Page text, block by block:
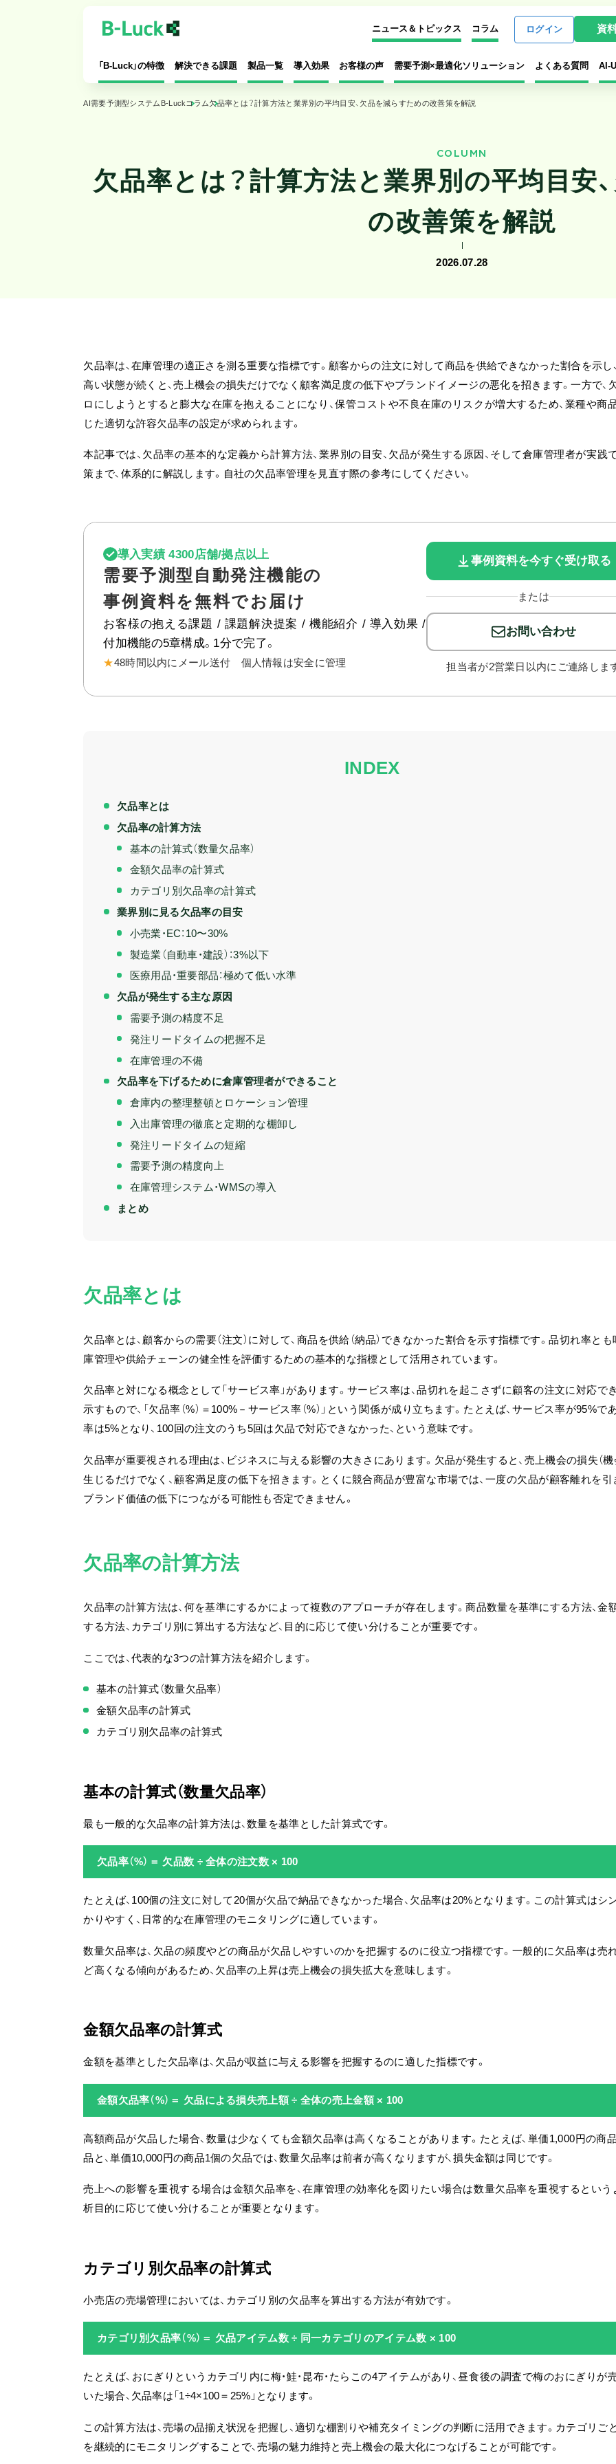
「B-Luck」の特徴
特長
解決できる課題 製品一覧
AI自動発注
オンライン宅配受注管理
Dカウンセラー連携
導入効果 お客様の声 需要予測×最適化ソリューション よくある質問 AI-
ニュース＆トピックス コラム ログイン 資
AI需要予測型システムB-Luck コラム欠品率とは？計算方法と業界別の平均目安、欠品を減らすための改善策を解説
COLUMN
欠品率とは？計算方法と業界別の平均目安
の改善策を解説
2026.07.28
欠品率は、在庫管理の適正さを測る重要な指標です。 顧客からの注文に対して商品を供給できなかった割合を示し
高い状態が続くと、売上機会の損失だけでなく顧客満足度の低下やブランドイメージの悪化を招きます。一方で、
ロにしようとすると膨大な在庫を抱えることになり、保管コストや不良在庫のリスクが増大するため、業種や商
じた適切な許容欠品率の設定が求められます。
本記事では、欠品率の基本的な定義から計算方法、業界別の目安、欠品が発生する原因、そして倉庫管理者が実践
策まで、体系的に解説します。 自社の欠品率管理を見直す際の参考にしてください。
導入実績 4300店舗/拠点以上
需要予測型自動発注機能の
事例資料を無料でお届け
お客様の抱える課題 / 課題解決提案 / 機能紹介 / 導入効果 /
付加機能の5章構成。1分で完了。
★48時間以内にメール送付 個人情報は安全に管理
事例資料を今すぐ受け取る
または
お問い合わせ
担当者が2営業日以内にご連絡しま
欠品率とは
欠品率の計算方法
基本の計算式（数量欠品率）
金額欠品率の計算式
カテゴリ別欠品率の計算式
業界別に見る欠品率の目安
小売業・EC：10〜30%
製造業（自動車・建設）：3%以下
医療用品・重要部品：極めて低い水準
欠品が発生する主な原因
需要予測の精度不足
発注リードタイムの把握不足
在庫管理の不備
欠品率を下げるために倉庫管理者ができること
倉庫内の整理整頓とロケーション管理
入出庫管理の徹底と定期的な棚卸し
発注リードタイムの短縮
需要予測の精度向上
在庫管理システム・WMSの導入
まとめ
欠品率とは
欠品率とは、顧客からの需要（注文）に対して、商品を供給（納品）できなかった割合を示す指標です。品切れ率とも
庫管理や供給チェーンの健全性を評価するための基本的な指標として活用されています。
欠品率と対になる概念として「サービス率」があります。サービス率は、品切れを起こさずに顧客の注文に対応で
示すもので、「欠品率（%）＝100%－サービス率（%）」という関係が成り立ちます。たとえば、サービス率が95%で
率は5%となり、100回の注文のうち5回は欠品で対応できなかった、という意味です。
欠品率が重要視される理由は、ビジネスに与える影響の大きさにあります。欠品が発生すると、売上機会の損失（機
生じるだけでなく、顧客満足度の低下を招きます。 とくに競合商品が豊富な市場では、一度の欠品が顧客離れを引
ブランド価値の低下につながる可能性も否定できません。
欠品率の計算方法
欠品率の計算方法は、何を基準にするかによって複数のアプローチが存在します。商品数量を基準にする方法、金
する方法、カテゴリ別に算出する方法など、目的に応じて使い分けることが重要です。
ここでは、代表的な3つの計算方法を紹介します。
基本の計算式（数量欠品率）
金額欠品率の計算式
カテゴリ別欠品率の計算式
基本の計算式（数量欠品率）
最も一般的な欠品率の計算方法は、数量を基準とした計算式です。
欠品率（%）＝ 欠品数 ÷ 全体の注文数 × 100
たとえば、100個の注文に対して20個が欠品で納品できなかった場合、欠品率は20%となります。この計算式はシ
かりやすく、日常的な在庫管理のモニタリングに適しています。
数量欠品率は、欠品の頻度やどの商品が欠品しやすいのかを把握するのに役立つ指標です。 一般的に欠品率は売
ど高くなる傾向があるため、欠品率の上昇は売上機会の損失拡大を意味します。
金額欠品率の計算式
金額を基準とした欠品率は、欠品が収益に与える影響を把握するのに適した指標です。
金額欠品率（%）＝ 欠品による損失売上額 ÷ 全体の売上金額 × 100
高額商品が欠品した場合、数量は少なくても金額欠品率は高くなることがあります。 たとえば、単価1,000円の商
品と、単価10,000円の商品1個の欠品では、数量欠品率は前者が高くなりますが、損失金額は同じです。
売上への影響を重視する場合は金額欠品率を、在庫管理の効率化を図りたい場合は数量欠品率を重視するという
析目的に応じて使い分けることが重要となります。
カテゴリ別欠品率の計算式
小売店の売場管理においては、カテゴリ別の欠品率を算出する方法が有効です。
カテゴリ別欠品率（%）＝ 欠品アイテム数 ÷ 同一カテゴリのアイテム数 × 100
たとえば、おにぎりというカテゴリ内に梅・鮭・昆布・たらこの4アイテムがあり、昼食後の調査で梅のおにぎりが
いた場合、欠品率は「1÷4×100＝25%」となります。
この計算方法は、売場の品揃え状況を把握し、適切な棚割りや補充タイミングの判断に活用できます。カテゴリご
を継続的にモニタリングすることで、売場の魅力維持と売上機会の最大化につなげることが可能です。